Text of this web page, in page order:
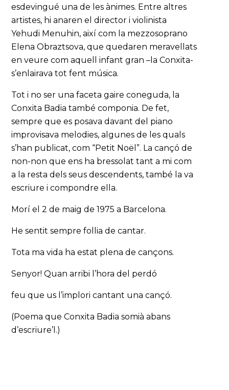
esdevingué una de les ànimes. Entre altres
artistes, hi anaren el director i violinista
Yehudi Menuhin, així com la mezzosoprano
Elena Obraztsova, que quedaren meravellats
en veure com aquell infant gran –la Conxita-
s’enlairava tot fent música.
Tot i no ser una faceta gaire coneguda, la
Conxita Badia també componia. De fet,
sempre que es posava davant del piano
improvisava melodies, algunes de les quals
s’han publicat, com “Petit Noël”. La cançó de
non-non que ens ha bressolat tant a mi com
a la resta dels seus descendents, també la va
escriure i compondre ella.
Morí el 2 de maig de 1975 a Barcelona.
He sentit sempre follia de cantar.
Tota ma vida ha estat plena de cançons.
Senyor! Quan arribi l’hora del perdó
feu que us l’implori cantant una cançó.
(Poema que Conxita Badia somià abans
d’escriure’l.)